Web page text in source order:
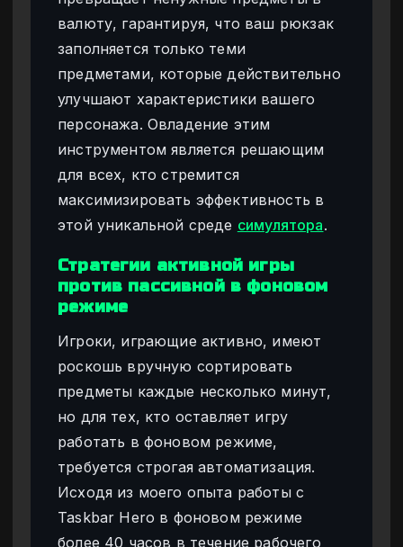
валюту, гарантируя, что ваш рюкзак
заполняется только теми
предметами, которые действительно
улучшают характеристики вашего
персонажа. Овладение этим
инструментом является решающим
для всех, кто стремится
максимизировать эффективность в
этой уникальной среде симулятора.
Стратегии активной игры
против пассивной в фоновом
режиме
Игроки, играющие активно, имеют
роскошь вручную сортировать
предметы каждые несколько минут,
но для тех, кто оставляет игру
работать в фоновом режиме,
требуется строгая автоматизация.
Исходя из моего опыта работы с
Taskbar Hero в фоновом режиме
более 40 часов в течение рабочего